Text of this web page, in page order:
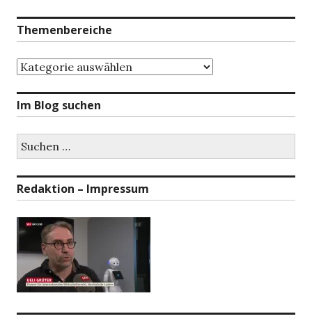
Themenbereiche
Themenbereiche
Im Blog suchen
nach:
Redaktion – Impressum